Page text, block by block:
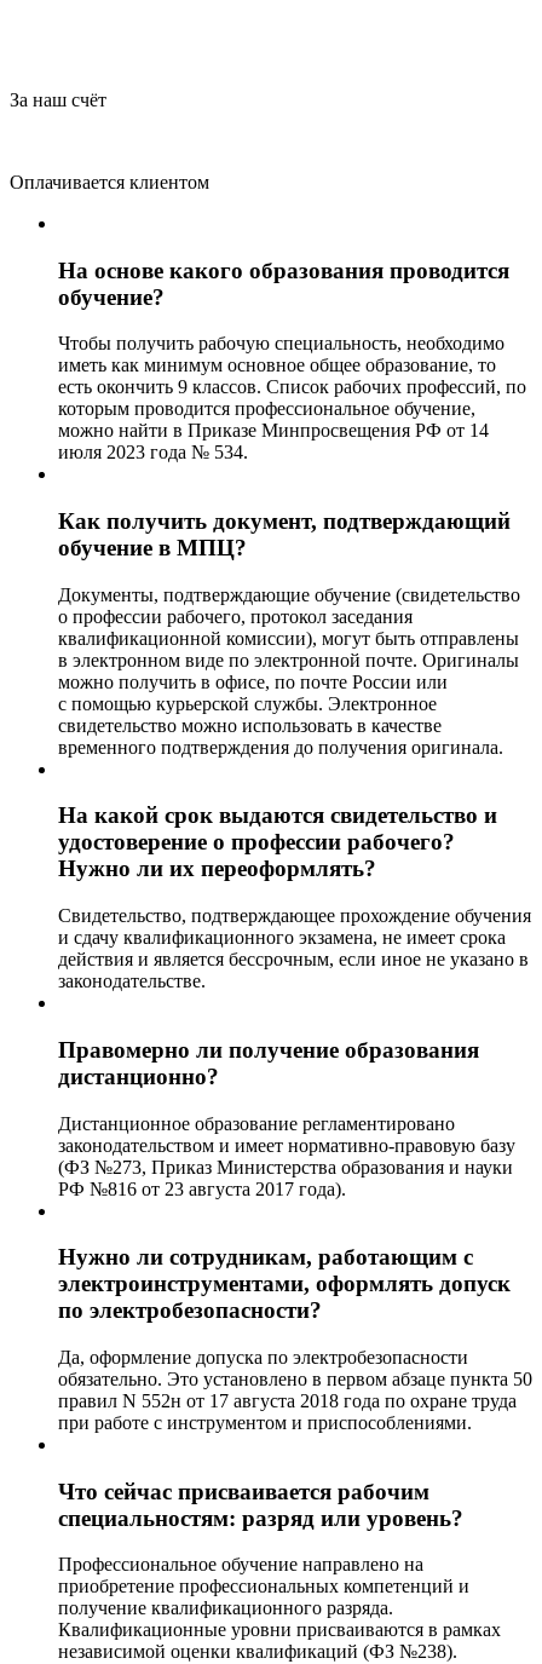
За наш счёт
Оплачивается клиентом
На основе какого образования проводится
обучение?
Чтобы получить рабочую специальность, необходимо
иметь как минимум основное общее образование, то
есть окончить 9 классов. Список рабочих профессий, по
которым проводится профессиональное обучение,
можно найти в Приказе Минпросвещения РФ от 14
июля 2023 года № 534.
Как получить документ, подтверждающий
обучение в МПЦ?
Документы, подтверждающие обучение (свидетельство
о профессии рабочего, протокол заседания
квалификационной комиссии), могут быть отправлены
в электронном виде по электронной почте. Оригиналы
можно получить в офисе, по почте России или
с помощью курьерской службы. Электронное
свидетельство можно использовать в качестве
временного подтверждения до получения оригинала.
На какой срок выдаются свидетельство и
удостоверение о профессии рабочего?
Нужно ли их переоформлять?
Свидетельство, подтверждающее прохождение обучения
и сдачу квалификационного экзамена, не имеет срока
действия и является бессрочным, если иное не указано в
законодательстве.
Правомерно ли получение образования
дистанционно?
Дистанционное образование регламентировано
законодательством и имеет нормативно-правовую базу
(ФЗ №273, Приказ Министерства образования и науки
РФ №816 от 23 августа 2017 года).
Нужно ли сотрудникам, работающим с
электроинструментами, оформлять допуск
по электробезопасности?
Да, оформление допуска по электробезопасности
обязательно. Это установлено в первом абзаце пункта 50
правил N 552н от 17 августа 2018 года по охране труда
при работе с инструментом и приспособлениями.
Что сейчас присваивается рабочим
специальностям: разряд или уровень?
Профессиональное обучение направлено на
приобретение профессиональных компетенций и
получение квалификационного разряда.
Квалификационные уровни присваиваются в рамках
независимой оценки квалификаций (ФЗ №238).